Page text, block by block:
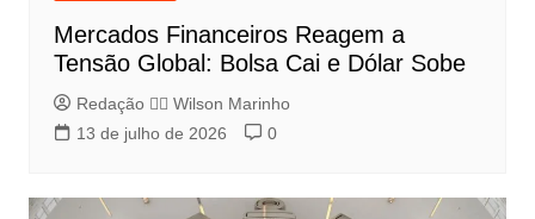
Mercados Financeiros Reagem a
Tensão Global: Bolsa Cai e Dólar Sobe
Redação 👨‍⚖️​ Wilson Marinho
13 de julho de 2026
0